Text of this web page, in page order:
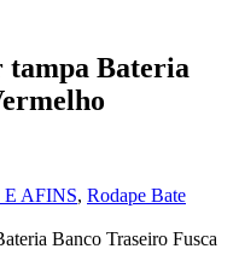
tampa Bateria
AFINS, Rodape Bate
Banco Traseiro Fusca